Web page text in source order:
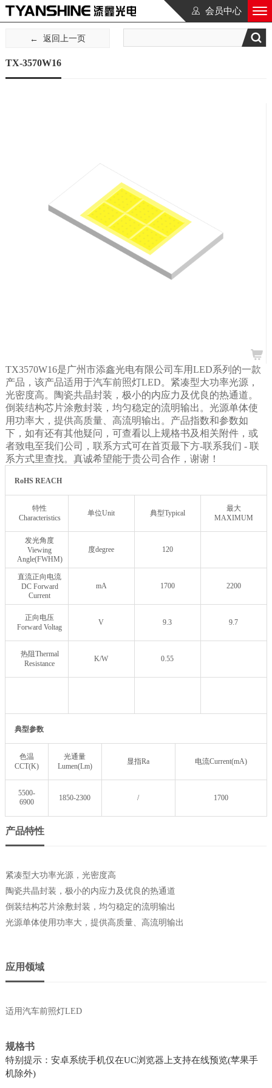
会员中心
返回上一页
TX-3570W16
TX3570W16是广州市添鑫光电有限公司车用LED系列的一款
产品，该产品适用于汽车前照灯LED。紧凑型大功率光源，
光密度高。陶瓷共晶封装，极小的内应力及优良的热通道。
倒装结构芯片涂敷封装，均匀稳定的流明输出。光源单体使
用功率大，提供高质量、高流明输出。产品指数和参数如
下，如有还有其他疑问，可查看以上规格书及相关附件，或
者致电至我们公司，联系方式可在首页最下方-联系我们 - 联
系方式里查找。真诚希望能于贵公司合作，谢谢！
RoHS REACH
特性
Characteristics
单位Unit 典型Typical
最大
MAXIMUM
发光角度
Viewing
Angle(FWHM)
度degree 120
直流正向电流
DC Forward
Current
mA 1700 2200
正向电压
Forward Voltag
V 9.3 9.7
热阻Thermal
Resistance
K/W 0.55
典型参数
色温
CCT(K)
光通量
Lumen(Lm)
显指Ra 电流Current(mA)
5500-
6900
1850-2300 / 1700
产品特性
紧凑型大功率光源，光密度高
陶瓷共晶封装，极小的内应力及优良的热通道
倒装结构芯片涂敷封装，均匀稳定的流明输出
光源单体使用功率大，提供高质量、高流明输出
应用领域
适用汽车前照灯LED
规格书
特别提示：安卓系统手机仅在UC浏览器上支持在线预览(苹果手
机除外)